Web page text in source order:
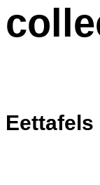
Eettafels